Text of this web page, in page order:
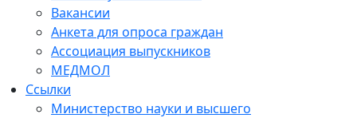
Вакансии
Анкета для опроса граждан
Ассоциация выпускников
МЕДМОЛ
Ссылки
Министерство науки и высшего